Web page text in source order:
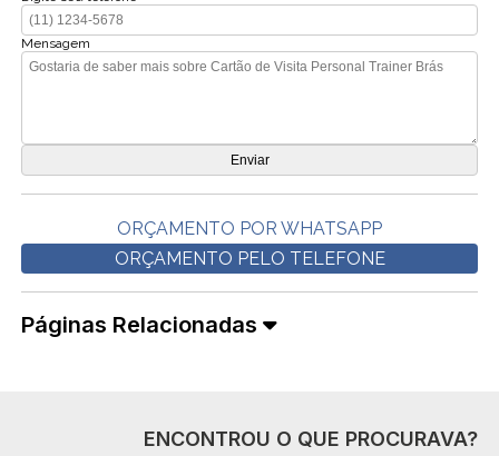
Mensagem
ORÇAMENTO POR WHATSAPP
ORÇAMENTO PELO TELEFONE
Páginas Relacionadas
ENCONTROU O QUE PROCURAVA?